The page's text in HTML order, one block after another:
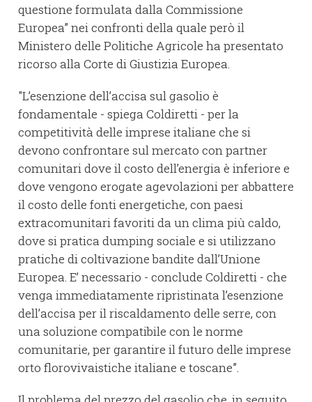
questione formulata dalla Commissione
Europea” nei confronti della quale però il
Ministero delle Politiche Agricole ha presentato
ricorso alla Corte di Giustizia Europea.
"L’esenzione dell’accisa sul gasolio è
fondamentale - spiega Coldiretti - per la
competitività delle imprese italiane che si
devono confrontare sul mercato con partner
comunitari dove il costo dell’energia è inferiore e
dove vengono erogate agevolazioni per abbattere
il costo delle fonti energetiche, con paesi
extracomunitari favoriti da un clima più caldo,
dove si pratica dumping sociale e si utilizzano
pratiche di coltivazione bandite dall’Unione
Europea. E’ necessario - conclude Coldiretti - che
venga immediatamente ripristinata l’esenzione
dell’accisa per il riscaldamento delle serre, con
una soluzione compatibile con le norme
comunitarie, per garantire il futuro delle imprese
orto florovivaistiche italiane e toscane”.